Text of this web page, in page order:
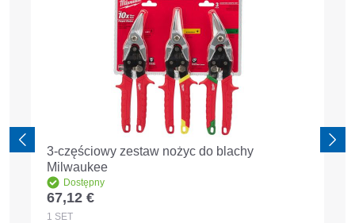
3-częściowy zestaw nożyc do blachy
Milwaukee
Dostępny
Cena regularna:
67,12 €
1 SET